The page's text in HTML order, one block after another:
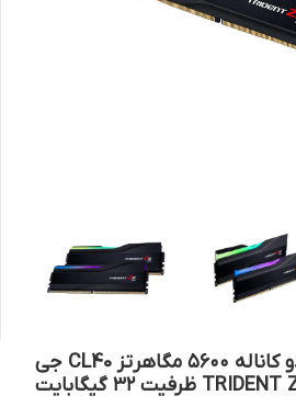
رم دسکتاپ DDR5 دو کاناله ۵۶۰۰ مگاهرتز CL40 جی